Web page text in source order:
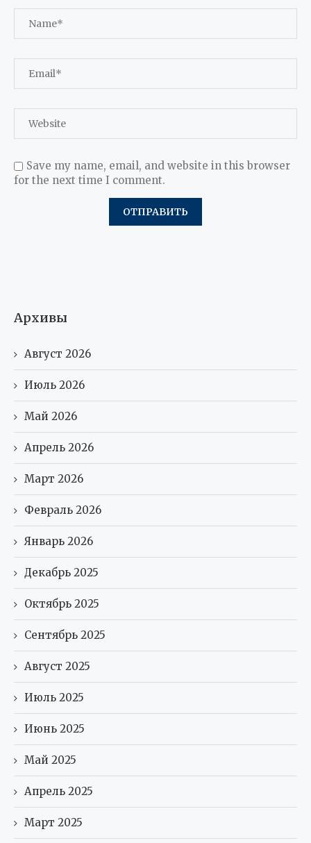
Save my name, email, and website in this browser
for the next time I comment.
Архивы
Август 2026
Июль 2026
Май 2026
Апрель 2026
Март 2026
Февраль 2026
Январь 2026
Декабрь 2025
Октябрь 2025
Сентябрь 2025
Август 2025
Июль 2025
Июнь 2025
Май 2025
Апрель 2025
Март 2025